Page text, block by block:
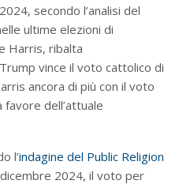
secondo l’analisi del
ultime elezioni di
Harris, ribalta
vince il voto cattolico di
ancora di più con il voto
dell’attuale
l’indagine del Public Religion
2024, il voto per